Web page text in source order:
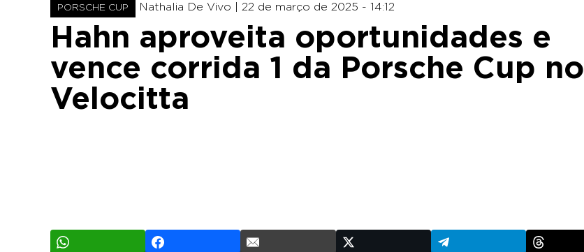
PORSCHE CUP Nathalia De Vivo | 22 de março de 2025 - 14:12
Hahn aproveita oportunidades e
vence corrida 1 da Porsche Cup no
Velocitta